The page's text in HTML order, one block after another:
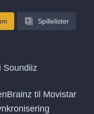
Spillelister
Soundiiz
til Movistar